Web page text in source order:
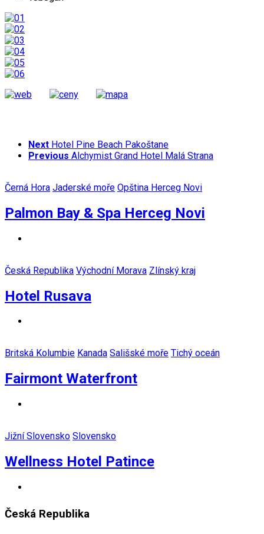
Next Hotel Pine Beach Pakoštane
Previous Alchymist Grand Hotel Malá Strana
Černá Hora Jaderské moře Opština Herceg Novi
Palmon Bay & Spa Herceg Novi
Česká Republika Východní Morava Zlínský kraj
Hotel Rusava
Britská Kolumbie Kanada Sališské moře Tichý oceán
Fairmont Waterfront
Jižní Slovensko Slovensko
Wellness Hotel Patince
Česká Republika